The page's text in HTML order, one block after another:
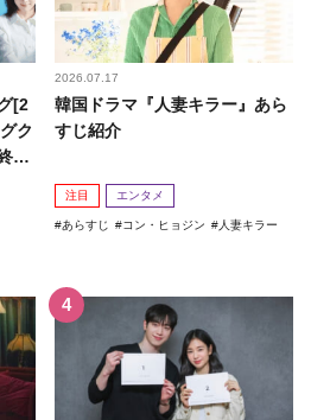
[2
ク
2026.07.17
韓国ドラマ『人妻キラー』あら
すじ紹介
注目 エンタメ
あらすじ コン・ヒョジン 人妻キラー